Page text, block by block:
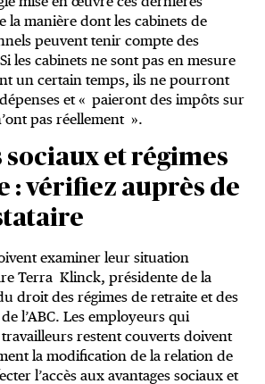
la manière dont les cabinets de
peuvent tenir compte des
les cabinets ne sont pas en mesure
un certain temps, ils ne pourront
et « paieront des impôts sur
pas réellement ».
sociaux et régimes
: vérifiez auprès de
examiner leur situation
Terra Klinck, présidente de la
droit des régimes de retraite et des
l’ABC. Les employeurs qui
restent couverts doivent
la modification de la relation de
l’accès aux avantages sociaux et